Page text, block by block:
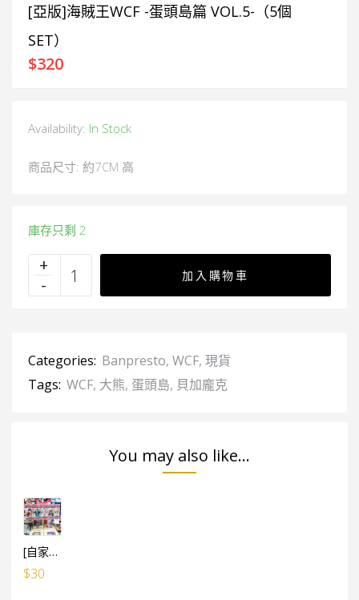
[亞版]海賊王WCF -蛋頭島篇 VOL.5-（5個
SET）
$320
Availability: In Stock
商品尺寸: 約7CM 高
庫存只剩 2
加入購物車
Categories: Banpresto, WCF, 現貨
Tags: WCF, 大熊, 蛋頭島, 貝加龐克
You may also like...
[自家設計] WCF 膠盒 (可放5盒WCF) / 5個
$30